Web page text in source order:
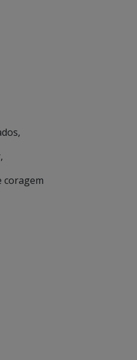
coragem